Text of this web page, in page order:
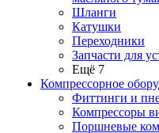
Шланги
Катушки
Переходники
Запчасти для
Ещё 7
Компрессорное
Фиттинги и
Компрессоры
Поршневые